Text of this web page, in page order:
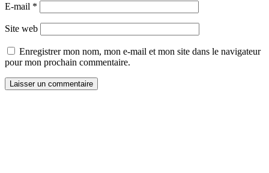
E-mail *
Site web
Enregistrer mon nom, mon e-mail et mon site dans le navigateur
pour mon prochain commentaire.